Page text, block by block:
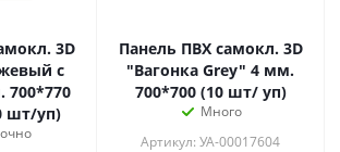
3D
с
шт/уп)
Панель ПВХ самокл. 3D
"Вагонка Grey" 4 мм.
700*700 (10 шт/ уп)
Много
Артикул: УА-00017604